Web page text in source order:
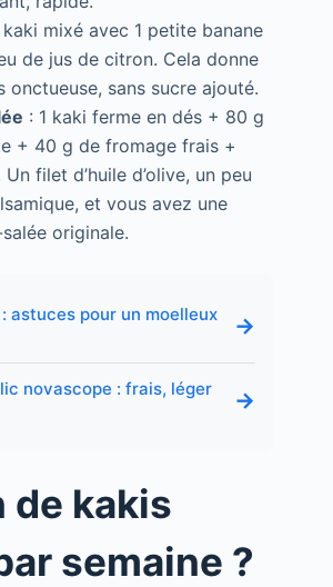
kaki mixé avec 1 petite banane
de jus de citron. Cela donne
onctueuse, sans sucre ajouté.
: 1 kaki ferme en dés + 80 g
+ 40 g de fromage frais +
filet d’huile d’olive, un peu
et vous avez une
originale.
astuces pour un moelleux
→
novascope : frais, léger
→
de kakis
semaine ?